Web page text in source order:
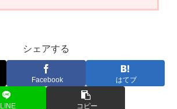
シェアする
Facebook はてブ
LINE コピー